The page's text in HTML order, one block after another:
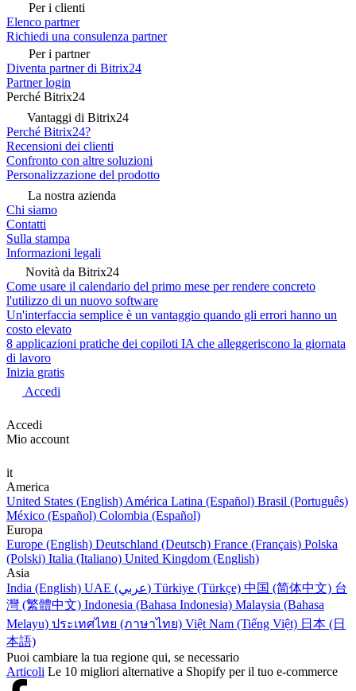
Per i clienti
Elenco partner
Richiedi una consulenza partner
Per i partner
Diventa partner di Bitrix24
Partner login
Perché Bitrix24
Vantaggi di Bitrix24
Perché Bitrix24?
Recensioni dei clienti
Confronto con altre soluzioni
Personalizzazione del prodotto
La nostra azienda
Chi siamo
Contatti
Sulla stampa
Informazioni legali
Novità da Bitrix24
Come usare il calendario del primo mese per rendere concreto
l'utilizzo di un nuovo software
Un'interfaccia semplice è un vantaggio quando gli errori hanno un
costo elevato
8 applicazioni pratiche dei copiloti IA che alleggeriscono la giornata
di lavoro
Inizia gratis
Accedi
Accedi
Mio account
it
America
United States (English) América Latina (Español) Brasil (Português)
México (Español) Colombia (Español)
Europa
Europe (English) Deutschland (Deutsch) France (Français) Polska
(Polski) Italia (Italiano) United Kingdom (English)
Asia
India (English)
UAE (عربي) Türkiye (Türkçe) 中国 (简体中文) 台
灣 (繁體中文) Indonesia (Bahasa Indonesia) Malaysia (Bahasa
Melayu) ประเทศไทย (ภาษาไทย) Việt Nam (Tiếng Việt) 日本 (日
本語)
Puoi cambiare la tua regione qui, se necessario
Articoli Le 10 migliori alternative a Shopify per il tuo e-commerce